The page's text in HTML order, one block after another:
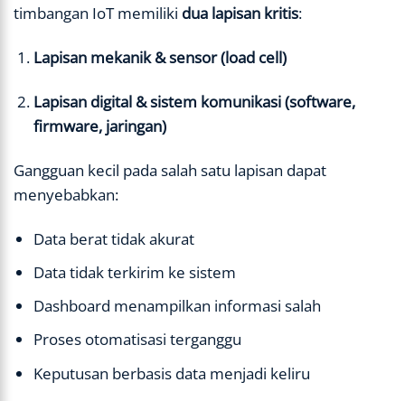
timbangan IoT memiliki dua lapisan kritis:
Lapisan mekanik & sensor (load cell)
Lapisan digital & sistem komunikasi (software,
firmware, jaringan)
Gangguan kecil pada salah satu lapisan dapat
menyebabkan:
Data berat tidak akurat
Data tidak terkirim ke sistem
Dashboard menampilkan informasi salah
Proses otomatisasi terganggu
Keputusan berbasis data menjadi keliru